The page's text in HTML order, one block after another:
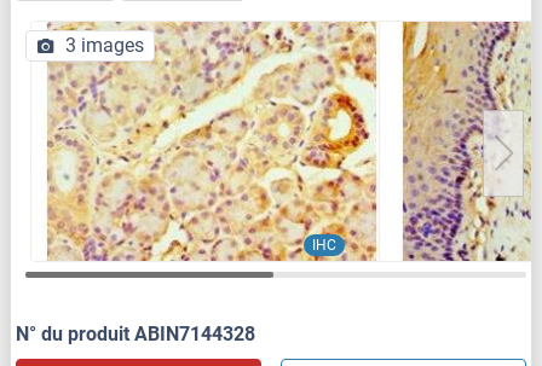
IHC
3 images
N° du produit ABIN7144328